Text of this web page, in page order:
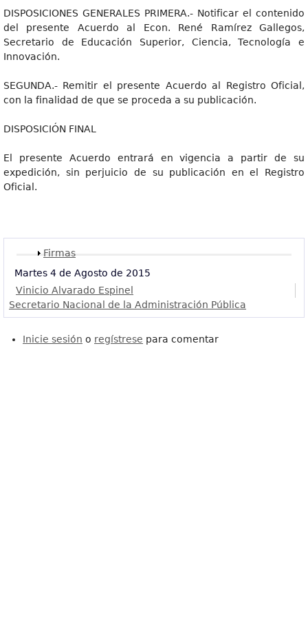
DISPOSICIONES GENERALES PRIMERA.- Notificar el contenido
del presente Acuerdo al Econ. René Ramírez Gallegos,
Secretario de Educación Superior, Ciencia, Tecnología e
Innovación.
SEGUNDA.- Remitir el presente Acuerdo al Registro Oficial,
con la finalidad de que se proceda a su publicación.
DISPOSICIÓN FINAL
El presente Acuerdo entrará en vigencia a partir de su
expedición, sin perjuicio de su publicación en el Registro
Oficial.
Mostrar
Firmas
Martes 4 de Agosto de 2015
Vinicio Alvarado Espinel
Secretario Nacional de la Administración Pública
Inicie sesión o regístrese para comentar